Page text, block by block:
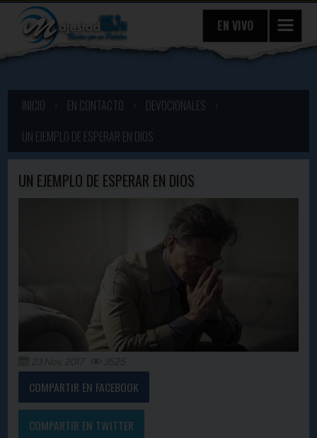
EN VIVO
INICIO EN CONTACTO DEVOCIONALES
UN EJEMPLO DE ESPERAR EN DIOS
UN EJEMPLO DE ESPERAR EN DIOS
23 Nov, 2017 3525
COMPARTIR EN FACEBOOK
COMPARTIR EN TWITTER